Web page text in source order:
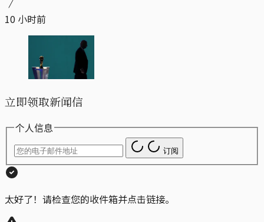
10 小时前
立即领取新闻信
个人信息
订阅
太好了！请检查您的收件箱并点击链接。